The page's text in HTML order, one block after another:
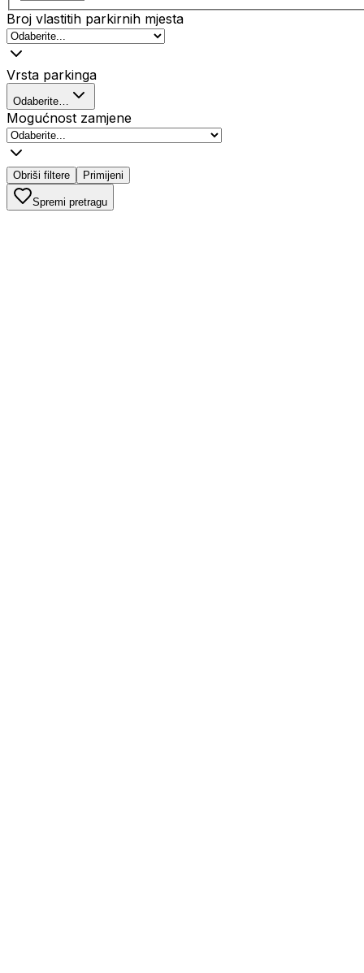
Broj vlastitih parkirnih mjesta
Vrsta parkinga
Odaberite…
Mogućnost zamjene
Obriši filtere Primijeni
Spremi pretragu